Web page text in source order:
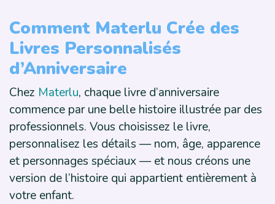
Comment Materlu Crée des
Livres Personnalisés
d’Anniversaire
Chez Materlu, chaque livre d’anniversaire
commence par une belle histoire illustrée par des
professionnels. Vous choisissez le livre,
personnalisez les détails — nom, âge, apparence
et personnages spéciaux — et nous créons une
version de l’histoire qui appartient entièrement à
votre enfant.